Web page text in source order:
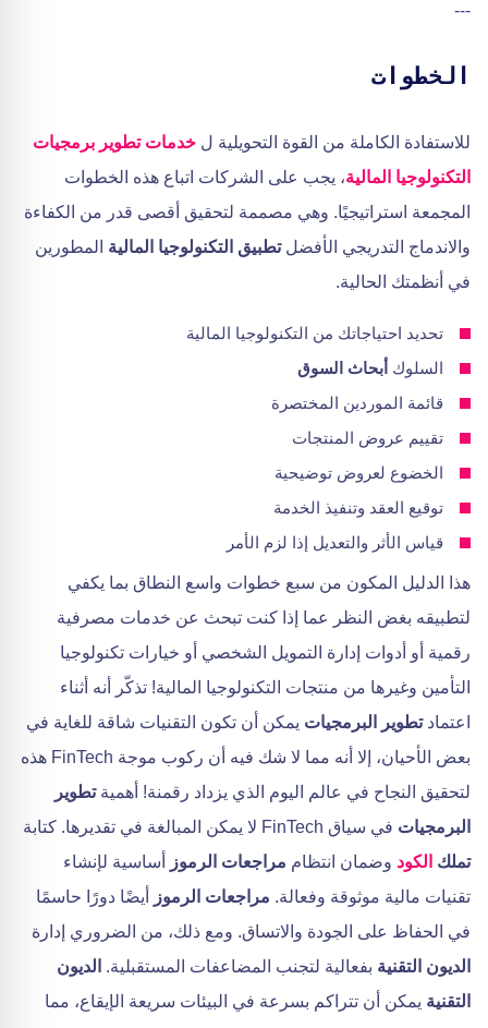
---
الخطوات
للاستفادة الكاملة من القوة التحويلية ل خدمات تطوير برمجيات
التكنولوجيا المالية، يجب على الشركات اتباع هذه الخطوات
المجمعة استراتيجيًا. وهي مصممة لتحقيق أقصى قدر من الكفاءة
والاندماج التدريجي الأفضلتطبيق التكنولوجيا المالية المطورين
في أنظمتك الحالية.
تحديد احتياجاتك من التكنولوجيا المالية
السلوك أبحاث السوق
قائمة الموردين المختصرة
تقييم عروض المنتجات
الخضوع لعروض توضيحية
توقيع العقد وتنفيذ الخدمة
قياس الأثر والتعديل إذا لزم الأمر
هذا الدليل المكون من سبع خطوات واسع النطاق بما يكفي
لتطبيقه بغض النظر عما إذا كنت تبحث عن خدمات مصرفية
رقمية أو أدوات إدارة التمويل الشخصي أو خيارات تكنولوجيا
التأمين وغيرها من منتجات التكنولوجيا المالية! تذكّر أنه أثناء
اعتمادتطوير البرمجيات يمكن أن تكون التقنيات شاقة للغاية في
بعض الأحيان، إلا أنه مما لا شك فيه أن ركوب موجة FinTech هذه
لتحقيق النجاح في عالم اليوم الذي يزداد رقمنة! أهميةتطوير
البرمجيات في سياق FinTech لا يمكن المبالغة في تقديرها. كتابة
تملك الكود وضمان انتظام مراجعات الرموز
أساسية لإنشاء
تقنيات مالية موثوقة وفعالة. مراجعات الرموز
أيضًا دورًا حاسمًا
في الحفاظ على الجودة والاتساق. ومع ذلك، من الضروري إدارة
الديون التقنية بفعالية لتجنب المضاعفات المستقبلية. الديون
التقنية يمكن أن تتراكم بسرعة في البيئات سريعة الإيقاع، مما